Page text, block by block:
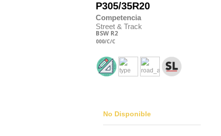
P305/35R20
Competencia
Street & Track
BSW R2
000/C/C
No Disponible